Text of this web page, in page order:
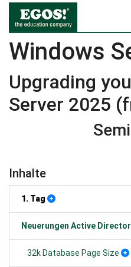
Windows
Upgrading
Server 2025
Inhalte
1. Tag
Neuerungen Active
32k Database Page Size